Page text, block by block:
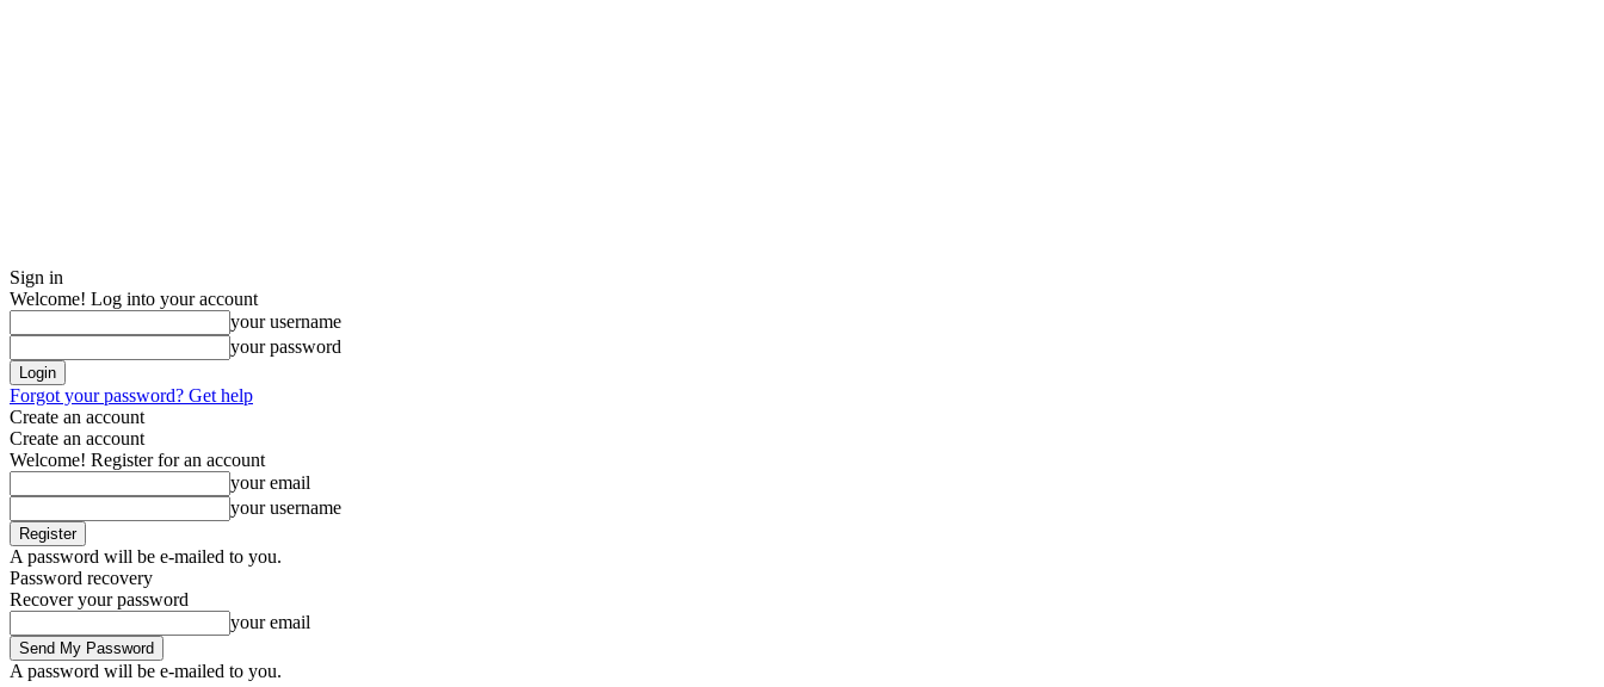
Sign in
Welcome! Log into your account
your username
your password
Forgot your password? Get help
Create an account
Create an account
Welcome! Register for an account
your email
your username
A password will be e-mailed to you.
Password recovery
Recover your password
your email
A password will be e-mailed to you.